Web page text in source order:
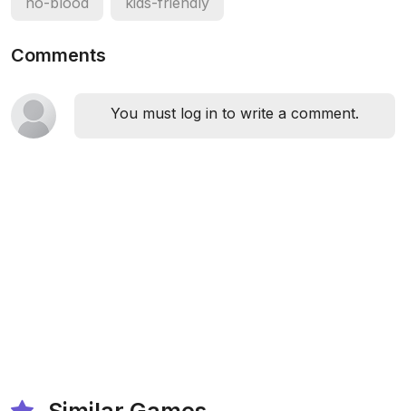
Comments
You must log in to write a comment.